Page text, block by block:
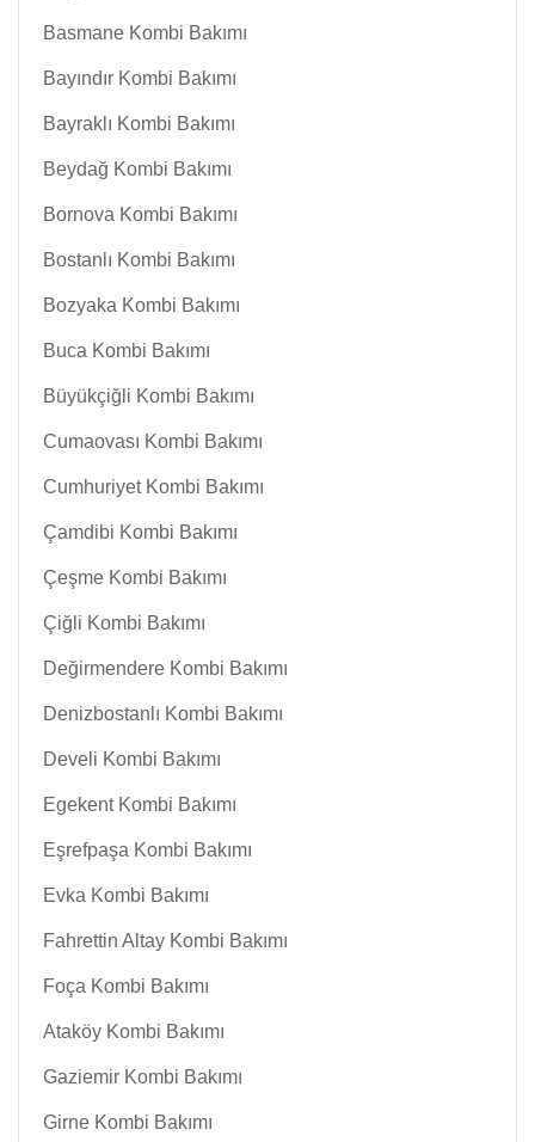
Basmane Kombi Bakımı
Bayındır Kombi Bakımı
Bayraklı Kombi Bakımı
Beydağ Kombi Bakımı
Bornova Kombi Bakımı
Bostanlı Kombi Bakımı
Bozyaka Kombi Bakımı
Buca Kombi Bakımı
Büyükçiğli Kombi Bakımı
Cumaovası Kombi Bakımı
Cumhuriyet Kombi Bakımı
Çamdibi Kombi Bakımı
Çeşme Kombi Bakımı
Çiğli Kombi Bakımı
Değirmendere Kombi Bakımı
Denizbostanlı Kombi Bakımı
Develi Kombi Bakımı
Egekent Kombi Bakımı
Eşrefpaşa Kombi Bakımı
Evka Kombi Bakımı
Fahrettin Altay Kombi Bakımı
Foça Kombi Bakımı
Ataköy Kombi Bakımı
Gaziemir Kombi Bakımı
Girne Kombi Bakımı